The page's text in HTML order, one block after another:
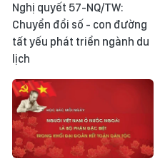
Nghị quyết 57-NQ/TW:
Chuyển đổi số - con đường
tất yếu phát triển ngành du
lịch